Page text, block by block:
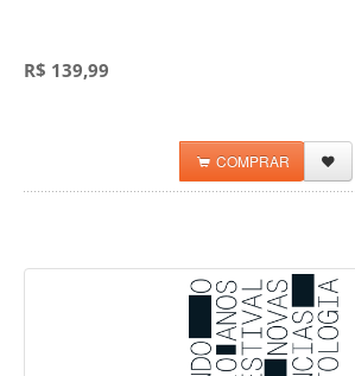
R$ 139,99
COMPRAR